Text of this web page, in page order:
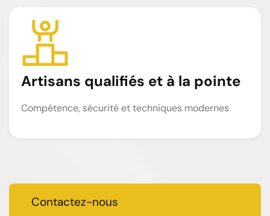
Artisans qualifiés et à la pointe
Compétence, sécurité et techniques modernes
Contactez-nous